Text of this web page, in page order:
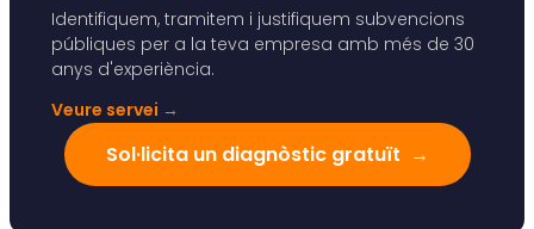
Identifiquem, tramitem i justifiquem subvencions
públiques per a la teva empresa amb més de 30
anys d'experiència.
Veure servei →
Sol·licita un diagnòstic gratuït →